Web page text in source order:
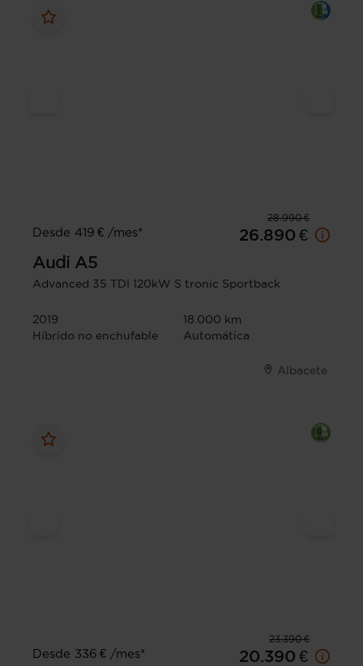
28.990 €
Desde 419 € /mes*
26.890 €
Audi A5
Advanced 35 TDI 120kW S tronic Sportback
2019
18.000 km
Híbrido no enchufable
Automática
Albacete
23.390 €
Desde 336 € /mes*
20.390 €